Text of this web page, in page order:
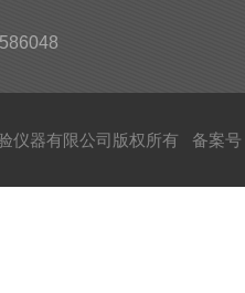
仪器有限公司版权所有 备案号